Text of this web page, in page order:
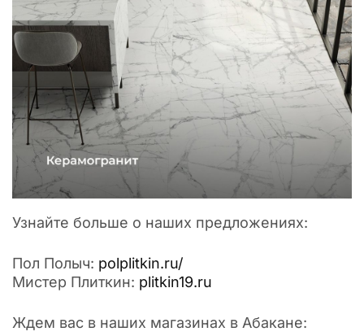
Узнайте больше о наших предложениях:
Пол Полыч: polplitkin.ru/
Мистер Плиткин: plitkin19.ru
Ждем вас в наших магазинах в Абакане: